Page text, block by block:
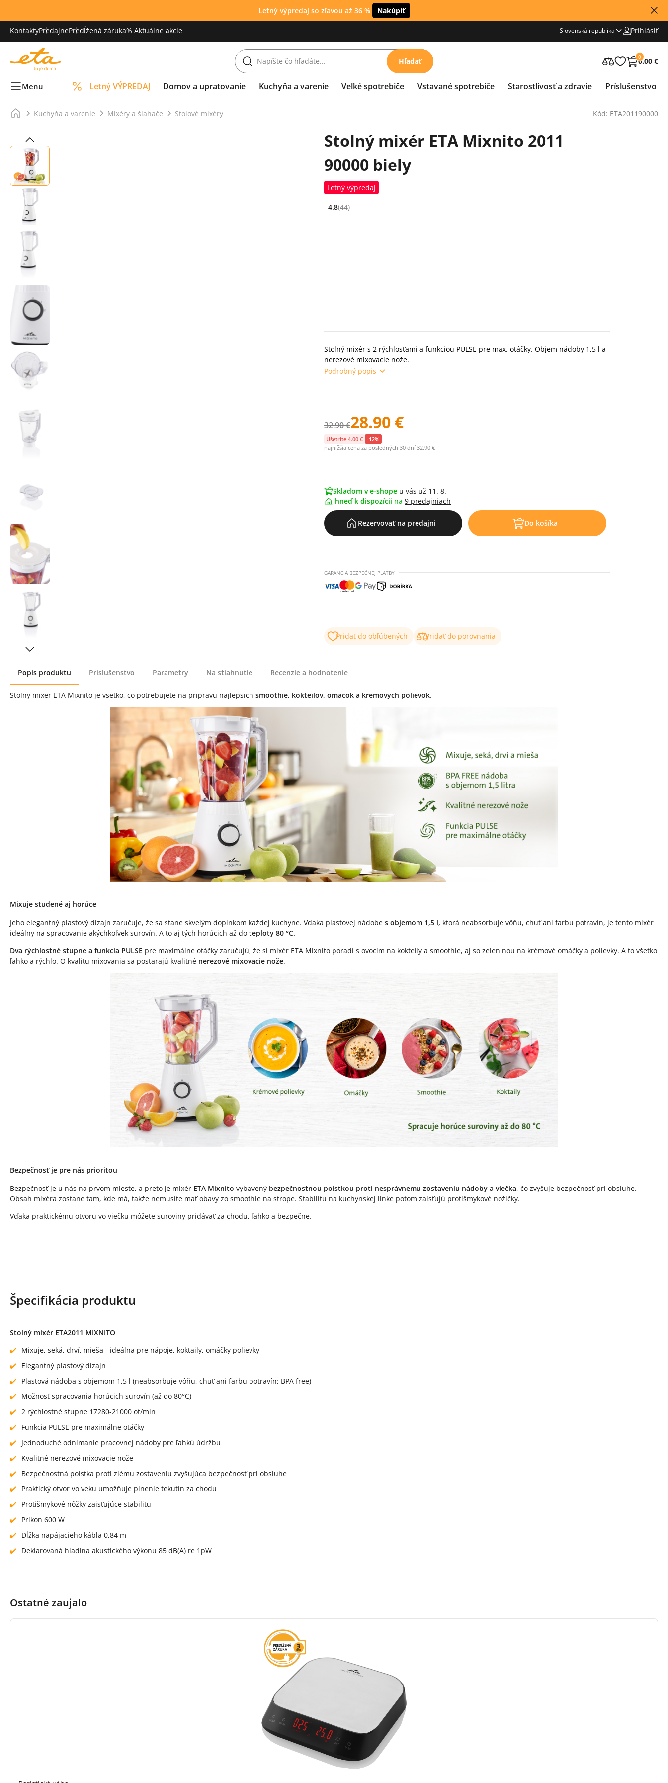
Letný výpredaj so zľavou až 36 % Nakúpiť
KontaktyPredajnePredĺžená záruka% Aktuálne akcie Slovenská republika Prihlásiť
Hľadať 0
0.00 €
Menu Letný VÝPREDAJ Domov a upratovanie Kuchyňa a varenie Veľké spotrebiče Vstavané spotrebiče Starostlivosť a zdravie Príslušenstvo
Kuchyňa a varenie Mixéry a šľahače Stolové mixéry Kód: ETA201190000
Stolný mixér ETA Mixnito 2011
90000 biely
Letný výpredaj
Hodnocení: 4.8 z 5 (44 recenzí)
4.8(44)
Stolný mixér s 2 rýchlosťami a funkciou PULSE pre max. otáčky. Objem nádoby 1,5 l a
nerezové mixovacie nože.
Podrobný popis
32.90 €28.90 €
Ušetríte 4.00 € -12%
najnižšia cena za posledných 30 dní 32.90 €
Skladom v e-shope u vás už 11. 8.
ihneď k dispozícii na 9 predajniach
Rezervovať na predajni Do košíka
GARANCIA BEZPEČNEJ PLATBY
Pridať do obľúbených Pridať do porovnania
Popis produktu Príslušenstvo Parametry Na stiahnutie Recenzie a hodnotenie
Popis produktu
Stolný mixér ETA Mixnito je všetko, čo potrebujete na prípravu najlepších smoothie, kokteilov, omáčok a krémových polievok.
Mixuje studené aj horúce
Jeho elegantný plastový dizajn zaručuje, že sa stane skvelým doplnkom každej kuchyne. Vďaka plastovej nádobe s objemom 1,5 l, ktorá neabsorbuje vôňu, chuť ani farbu potravín, je tento mixér
ideálny na spracovanie akýchkoľvek surovín. A to aj tých horúcich až do teploty 80 °C.
Dva rýchlostné stupne a funkcia PULSE pre maximálne otáčky zaručujú, že si mixér ETA Mixnito poradí s ovocím na kokteily a smoothie, aj so zeleninou na krémové omáčky a polievky. A to všetko
ľahko a rýchlo. O kvalitu mixovania sa postarajú kvalitné nerezové mixovacie nože.
Bezpečnosť je pre nás prioritou
Bezpečnosť je u nás na prvom mieste, a preto je mixér ETA Mixnito vybavený bezpečnostnou poistkou proti nesprávnemu zostaveniu nádoby a viečka, čo zvyšuje bezpečnosť pri obsluhe.
Obsah mixéra zostane tam, kde má, takže nemusíte mať obavy zo smoothie na strope. Stabilitu na kuchynskej linke potom zaisťujú protišmykové nožičky.
Vďaka praktickému otvoru vo viečku môžete suroviny pridávať za chodu, ľahko a bezpečne.
Špecifikácia produktu
Stolný mixér ETA2011 MIXNITO
Mixuje, seká, drví, mieša - ideálna pre nápoje, koktaily, omáčky polievky
Elegantný plastový dizajn
Plastová nádoba s objemom 1,5 l (neabsorbuje vôňu, chuť ani farbu potravín; BPA free)
Možnosť spracovania horúcich surovín (až do 80°C)
2 rýchlostné stupne 17280-21000 ot/min
Funkcia PULSE pre maximálne otáčky
Jednoduché odnímanie pracovnej nádoby pre ľahkú údržbu
Kvalitné nerezové mixovacie nože
Bezpečnostná poistka proti zlému zostaveniu zvyšujúca bezpečnosť pri obsluhe
Praktický otvor vo veku umožňuje plnenie tekutín za chodu
Protišmykové nôžky zaisťujúce stabilitu
Príkon 600 W
Dĺžka napájacieho kábla 0,84 m
Deklarovaná hladina akustického výkonu 85 dB(A) re 1pW
Ostatné zaujalo